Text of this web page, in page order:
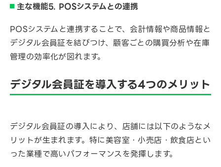
主な機能5. POSシステムとの連携
POSシステムと連携することで、会計情報や商品情報と
デジタル会員証を結びつけ、顧客ごとの購買分析や在庫
管理の効率化が図れます。
デジタル会員証を導入する4つのメリット
デジタル会員証の導入により、店舗には以下のようなメ
リットが生まれます。特に美容室・小売店・飲食店とい
った業種で高いパフォーマンスを発揮します。